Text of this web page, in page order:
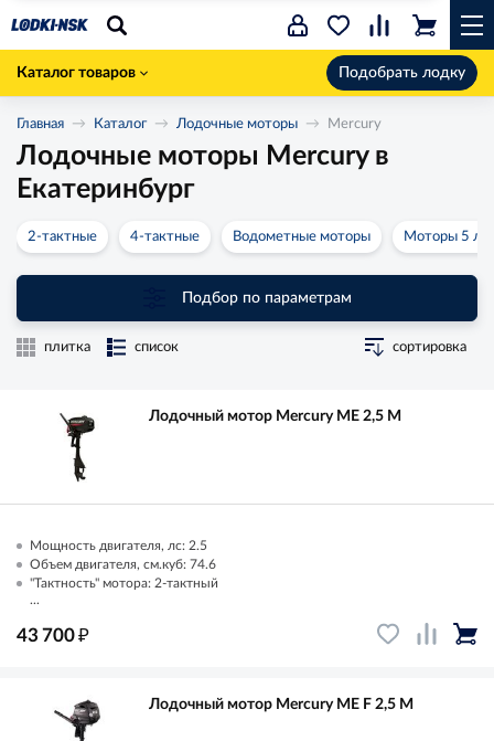
Каталог товаров Подобрать лодку
Главная Каталог Лодочные моторы Mercury
Лодочные моторы Mercury в
Екатеринбург
2-тактные 4-тактные Водометные моторы Моторы 5 лс
Подбор по параметрам
плитка список сортировка
Лодочный мотор Mercury ME 2,5 M
Мощность двигателя, лс: 2.5
Объем двигателя, см.куб: 74.6
"Тактность" мотора: 2-тактный
...
43 700₽
Лодочный мотор Mercury ME F 2,5 M